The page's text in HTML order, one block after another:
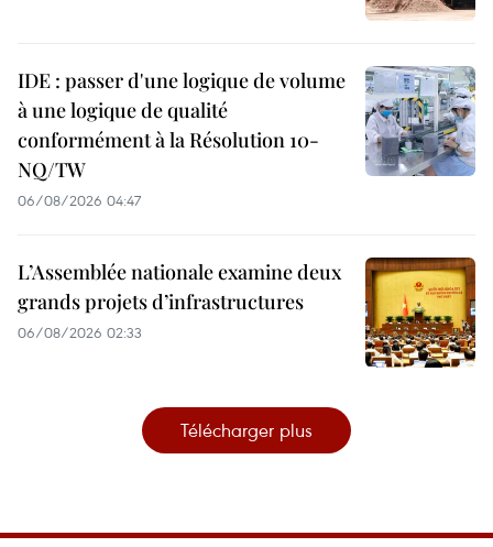
IDE : passer d'une logique de volume
à une logique de qualité
conformément à la Résolution 10-
NQ/TW
06/08/2026 04:47
L’Assemblée nationale examine deux
grands projets d’infrastructures
06/08/2026 02:33
Télécharger plus